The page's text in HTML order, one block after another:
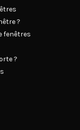
?
fenêtres
?